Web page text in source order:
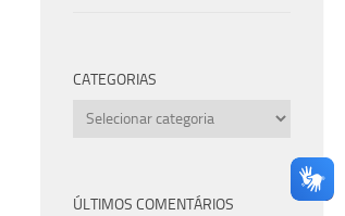
CATEGORIAS
Categorias
ÚLTIMOS COMENTÁRIOS